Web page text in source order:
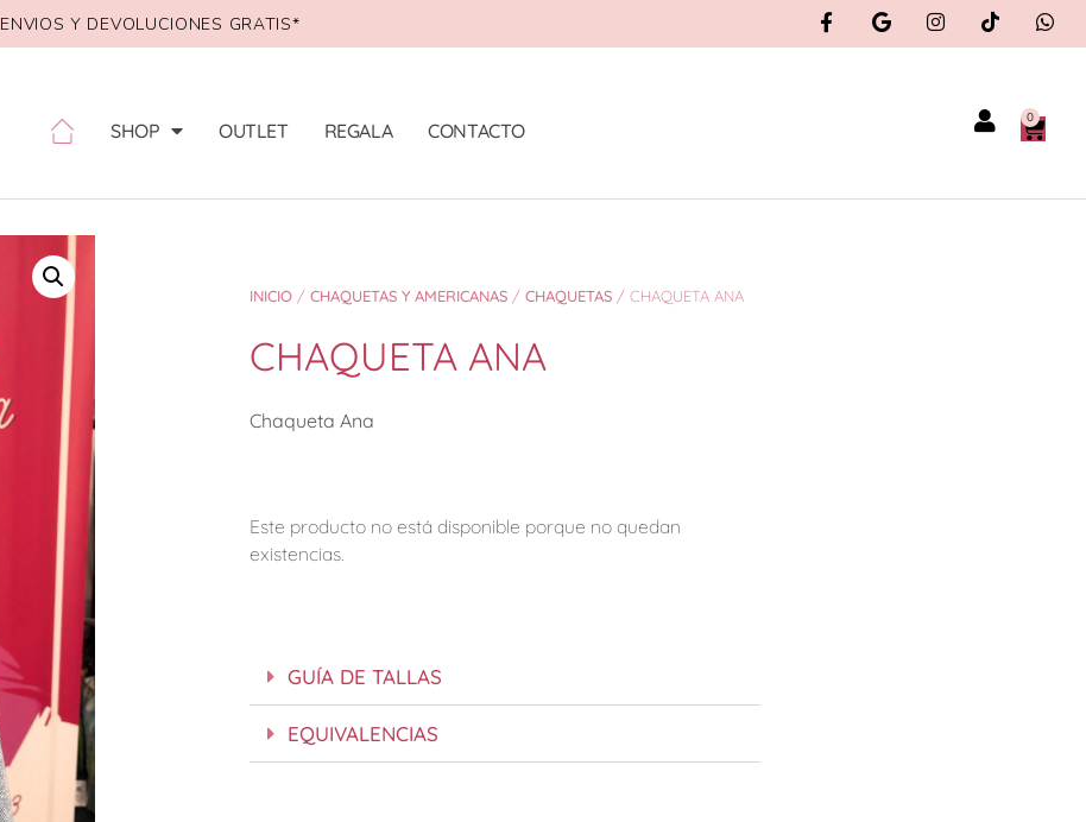
ENVIOS Y DEVOLUCIONES GRATIS*
SHOP OUTLET REGALA CONTACTO
0
INICIO / CHAQUETAS Y AMERICANAS / CHAQUETAS / CHAQUETA ANA
CHAQUETA ANA
Chaqueta Ana
Este producto no está disponible porque no quedan
existencias.
GUÍA DE TALLAS
EQUIVALENCIAS